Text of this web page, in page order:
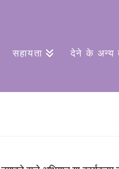
सहायता देने के अन्य